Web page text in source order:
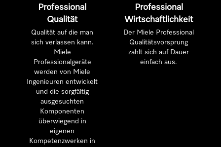
Professional
Qualität
Qualität auf die man
sich verlassen kann.
Miele
Professionalgeräte
werden von Miele
Ingenieuren entwickelt
und die sorgfältig
ausgesuchten
Komponenten
überwiegend in
eigenen
Kompetenzwerken in
Professional
Wirtschaftlichkeit
Der Miele Professional
Qualitätsvorsprung
zahlt sich auf Dauer
einfach aus.